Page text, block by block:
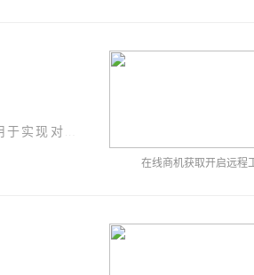
在线商机获取开启远程